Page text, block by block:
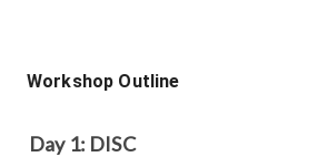
Workshop Outline
Day 1: DISC